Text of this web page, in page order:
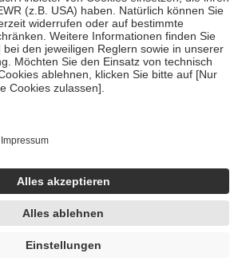
Vorsorge und Früherkennung, die von der
dass es sich um echte Bewertungen
hc/de/articles/4419944605341
wurden unter Zuhilfenahme künstlicher